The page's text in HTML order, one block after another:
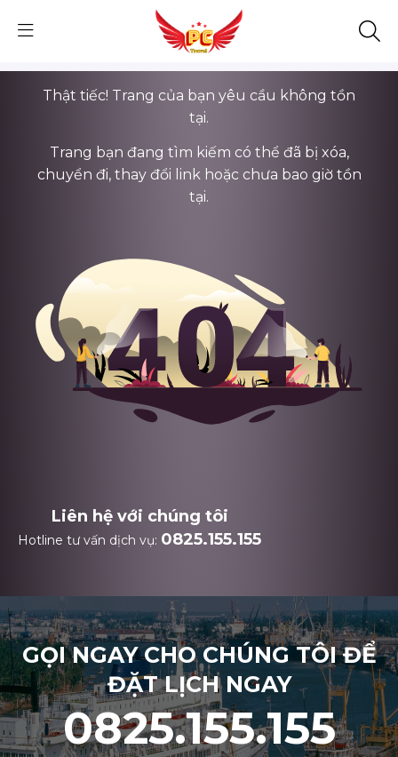
Thật tiếc! Trang của bạn yêu cầu không tồn
tại.
Trang bạn đang tìm kiếm có thể đã bị xóa,
chuyển đi, thay đổi link hoặc chưa bao giờ tồn
tại.
Liên hệ với chúng tôi
Hotline tư vấn dịch vụ: 0825.155.155
GỌI NGAY CHO CHÚNG TÔI ĐỂ
ĐẶT LỊCH NGAY
0825.155.155